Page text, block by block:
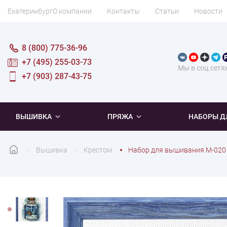
ЕкатеринбургО компании Контакты Статьи Новости
Мы в
8 (800) 775-36-96
+7 (495) 255-03-73
+7 (903) 287-43-75
ВЫШИВКА ПРЯЖА НАБОРЫ
Вышивка Крестом Набор для вышивания М-020